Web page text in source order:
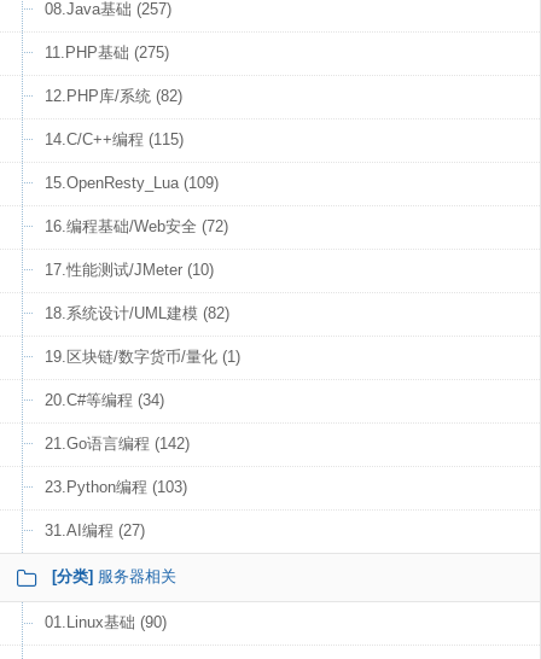
08.Java基础 (257)
11.PHP基础 (275)
12.PHP库/系统 (82)
14.C/C++编程 (115)
15.OpenResty_Lua (109)
16.编程基础/Web安全 (72)
17.性能测试/JMeter (10)
18.系统设计/UML建模 (82)
19.区块链/数字货币/量化 (1)
20.C#等编程 (34)
21.Go语言编程 (142)
23.Python编程 (103)
31.AI编程 (27)
[分类] 服务器相关
01.Linux基础 (90)